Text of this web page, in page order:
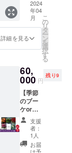
なイ
メージ
をお選
だけま
す。
ンク系
2、黄色
オレン
ジ系
3、白グ
リーン
系 4、
デザイ
ナーに
おまか
せ ※送
る花材
は生花
となり
※花材の
種類は
りま
す。 ※
沖縄・
離島に
はお届
けでき
ませ
ん。
アが繁
殖しに
くいの
が長持
ちしま
量かつ
割れな
いた
め、水
替えや
お手入
れのし
やすさ
はもち
ろん、
鮮度の
高いお
花はお
手元に
届いて
す。 サ
イズ：
H35cm
×W35c
m（目
安） カ
ラー：
大まか
なイ
メージ
した
ブーケ
をお届
けいた
しま
島には
お届け
できま
せん）
素材に
もこだ
わり、
鮮度の
高いお
花はお
クラウ
ドファ
ンディ
ング特
別価格
で定価
39,000
込
み)→36,
300円。
毎月、
旬のさ
まざま
な花を
使った
ブーケ
または
アレン
2024
年04
月
詳細を見る
こ
の
リ
タ
ー
ン
を
選
択
す
る
60,
000 円
残り9
【季節
のブー
ケorア
レンジ
メント
（M×5
回）】
5,000円
支援
者：
1人
お届